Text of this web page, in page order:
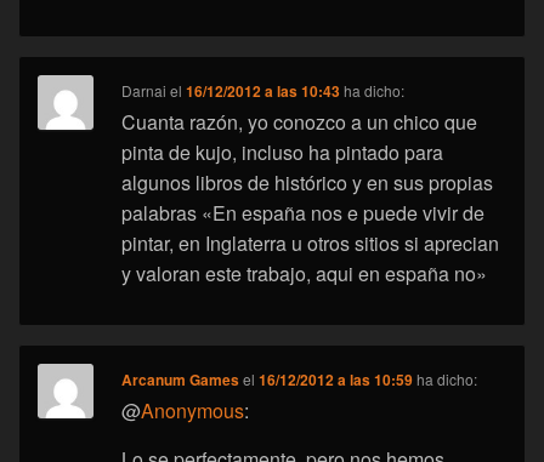
Darnai el16/12/2012 a las 10:43 ha dicho:
Cuanta razón, yo conozco a un chico que
pinta de kujo, incluso ha pintado para
algunos libros de histórico y en sus propias
palabras «En españa nos e puede vivir de
pintar, en Inglaterra u otros sitios si aprecian
y valoran este trabajo, aqui en españa no»
Arcanum Gamesel16/12/2012 a las 10:59 ha dicho:
@Anonymous: